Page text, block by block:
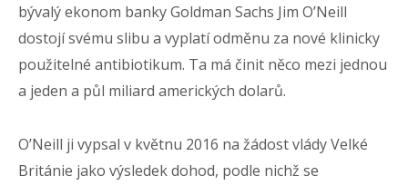
bývalý ekonom banky Goldman Sachs Jim O’Neill
dostojí svému slibu a vyplatí odměnu za nové klinicky
použitelné antibiotikum. Ta má činit něco mezi jednou
a jeden a půl miliard amerických dolarů.
O’Neill ji vypsal v květnu 2016 na žádost vlády Velké
Británie jako výsledek dohod, podle nichž se